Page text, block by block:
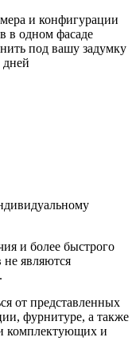
и конфигурации
в одном фасаде
под вашу задумку
дней
и более быстрого
не являются
от представленных
фурнитуре, а также
комплектующих и